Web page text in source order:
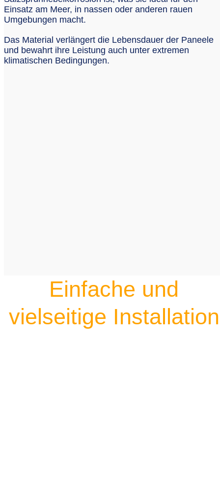
Einsatz am Meer, in nassen oder anderen rauen
Umgebungen macht.
Das Material verlängert die Lebensdauer der Paneele
und bewahrt ihre Leistung auch unter extremen
klimatischen Bedingungen.
Einfache und
vielseitige Installation